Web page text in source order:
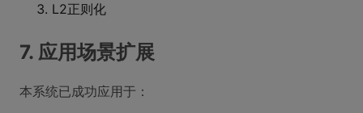
L2正则化
7. 应用场景扩展
本系统已成功应用于：